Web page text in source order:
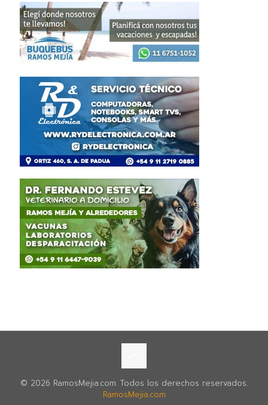
© 2026 RamosMejia.com. Todos los derechos reservados.
RamosMejia.com